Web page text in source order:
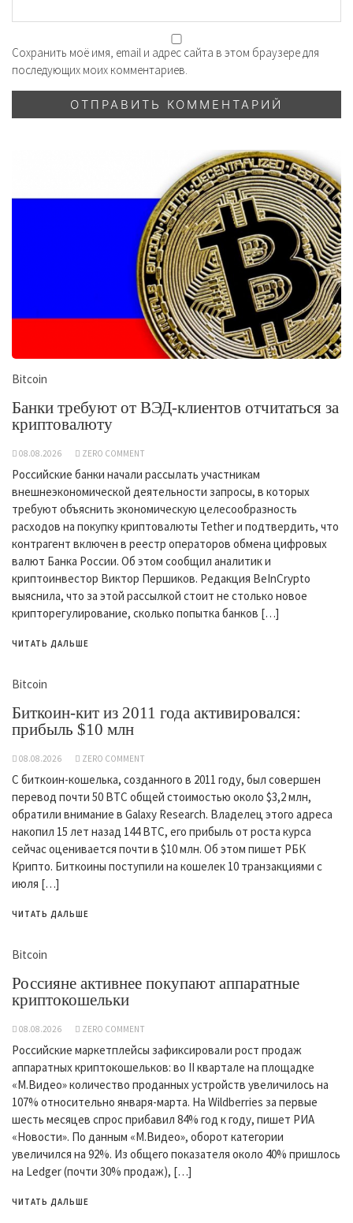
Сохранить моё имя, email и адрес сайта в этом браузере для
последующих моих комментариев.
Bitcoin
Банки требуют от ВЭД-клиентов отчитаться за
криптовалюту
08.08.2026 ZERO COMMENT
Российские банки начали рассылать участникам
внешнеэкономической деятельности запросы, в которых
требуют объяснить экономическую целесообразность
расходов на покупку криптовалюты Tether и подтвердить, что
контрагент включен в реестр операторов обмена цифровых
валют Банка России. Об этом сообщил аналитик и
криптоинвестор Виктор Першиков. Редакция BeInCrypto
выяснила, что за этой рассылкой стоит не столько новое
крипторегулирование, сколько попытка банков […]
ЧИТАТЬ ДАЛЬШЕ
Bitcoin
Биткоин-кит из 2011 года активировался:
прибыль $10 млн
08.08.2026 ZERO COMMENT
С биткоин-кошелька, созданного в 2011 году, был совершен
перевод почти 50 BTC общей стоимостью около $3,2 млн,
обратили внимание в Galaxy Research. Владелец этого адреса
накопил 15 лет назад 144 BTC, его прибыль от роста курса
сейчас оценивается почти в $10 млн. Об этом пишет РБК
Крипто. Биткоины поступили на кошелек 10 транзакциями с
июля […]
ЧИТАТЬ ДАЛЬШЕ
Bitcoin
Россияне активнее покупают аппаратные
криптокошельки
08.08.2026 ZERO COMMENT
Российские маркетплейсы зафиксировали рост продаж
аппаратных криптокошельков: во II квартале на площадке
«М.Видео» количество проданных устройств увеличилось на
107% относительно января-марта. На Wildberries за первые
шесть месяцев спрос прибавил 84% год к году, пишет РИА
«Новости». По данным «М.Видео», оборот категории
увеличился на 92%. Из общего показателя около 40% пришлось
на Ledger (почти 30% продаж), […]
ЧИТАТЬ ДАЛЬШЕ